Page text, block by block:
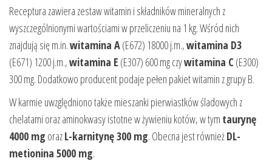
Receptura zawiera zestaw witamin i składników mineralnych z
wyszczególnionymi wartościami w przeliczeniu na 1 kg. Wśród nich
znajdują się m.in.witamina A(E672) 18000 j.m.,witamina D3
(E671) 1200 j.m.,witamina E (E307) 600 mg czywitamina C (E300)
300 mg. Dodatkowo producent podaje pełen pakiet witamin z grupy B.
W karmie uwzględniono także mieszanki pierwiastków śladowych z
chelatami oraz aminokwasy istotne w żywieniu kotów, w tym taurynę
4000 mg orazL-karnitynę 300 mg. Obecna jest równieżDL-
metionina 5000 mg.